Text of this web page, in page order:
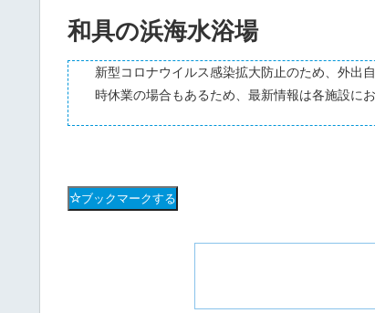
和具の浜海水浴場
新型コロナウイルス感染拡大防止のため、外出
時休業の場合もあるため、最新情報は各施設にお
ブックマークする